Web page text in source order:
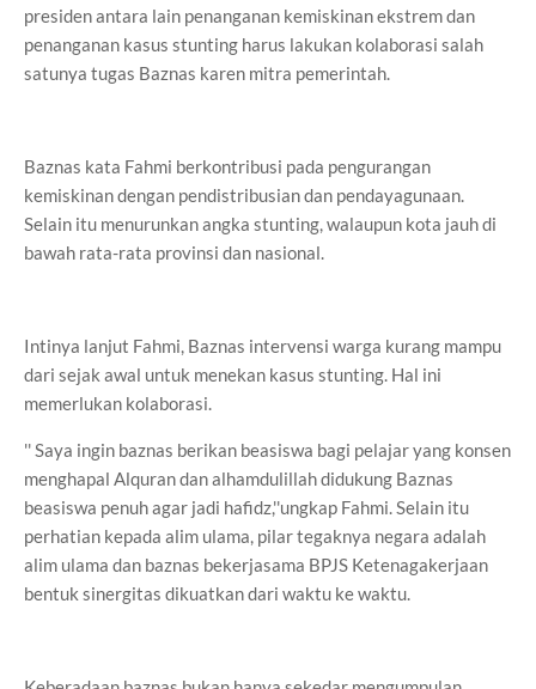
presiden antara lain penanganan kemiskinan ekstrem dan
penanganan kasus stunting harus lakukan kolaborasi salah
satunya tugas Baznas karen mitra pemerintah.
Baznas kata Fahmi berkontribusi pada pengurangan
kemiskinan dengan pendistribusian dan pendayagunaan.
Selain itu menurunkan angka stunting, walaupun kota jauh di
bawah rata-rata provinsi dan nasional.
Intinya lanjut Fahmi, Baznas intervensi warga kurang mampu
dari sejak awal untuk menekan kasus stunting. Hal ini
memerlukan kolaborasi.
'' Saya ingin baznas berikan beasiswa bagi pelajar yang konsen
menghapal Alquran dan alhamdulillah didukung Baznas
beasiswa penuh agar jadi hafidz,''ungkap Fahmi. Selain itu
perhatian kepada alim ulama, pilar tegaknya negara adalah
alim ulama dan baznas bekerjasama BPJS Ketenagakerjaan
bentuk sinergitas dikuatkan dari waktu ke waktu.